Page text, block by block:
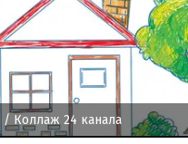
/ Коллаж 24 канала